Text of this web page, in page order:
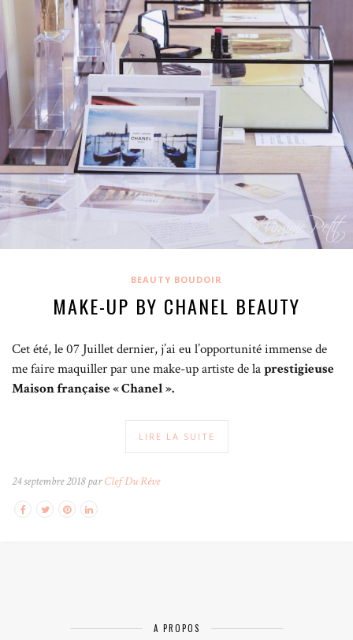
BEAUTY BOUDOIR
MAKE-UP BY CHANEL BEAUTY
Cet été, le 07 Juillet dernier, j’ai eu l’opportunité immense de
me faire maquiller par une make-up artiste de laprestigieuse
Maison française « Chanel ».
LIRE LA SUITE
24 septembre 2018 parClef Du Rêve
A PROPOS